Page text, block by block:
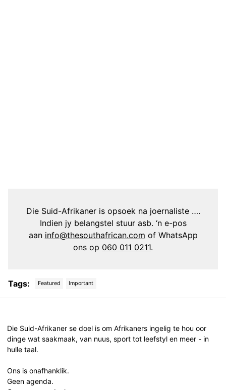
Die Suid-Afrikaner is opsoek na joernaliste ….
Indien jy belangstel stuur asb. ‘n e-pos
aan info@thesouthafrican.com of WhatsApp
ons op 060 011 0211.
Tags: Featured Important
Die Suid-Afrikaner se doel is om Afrikaners ingelig te hou oor
dinge wat saakmaak, van nuus, sport tot leefstyl en meer - in
hulle taal.
Ons is onafhanklik.
Geen agenda.